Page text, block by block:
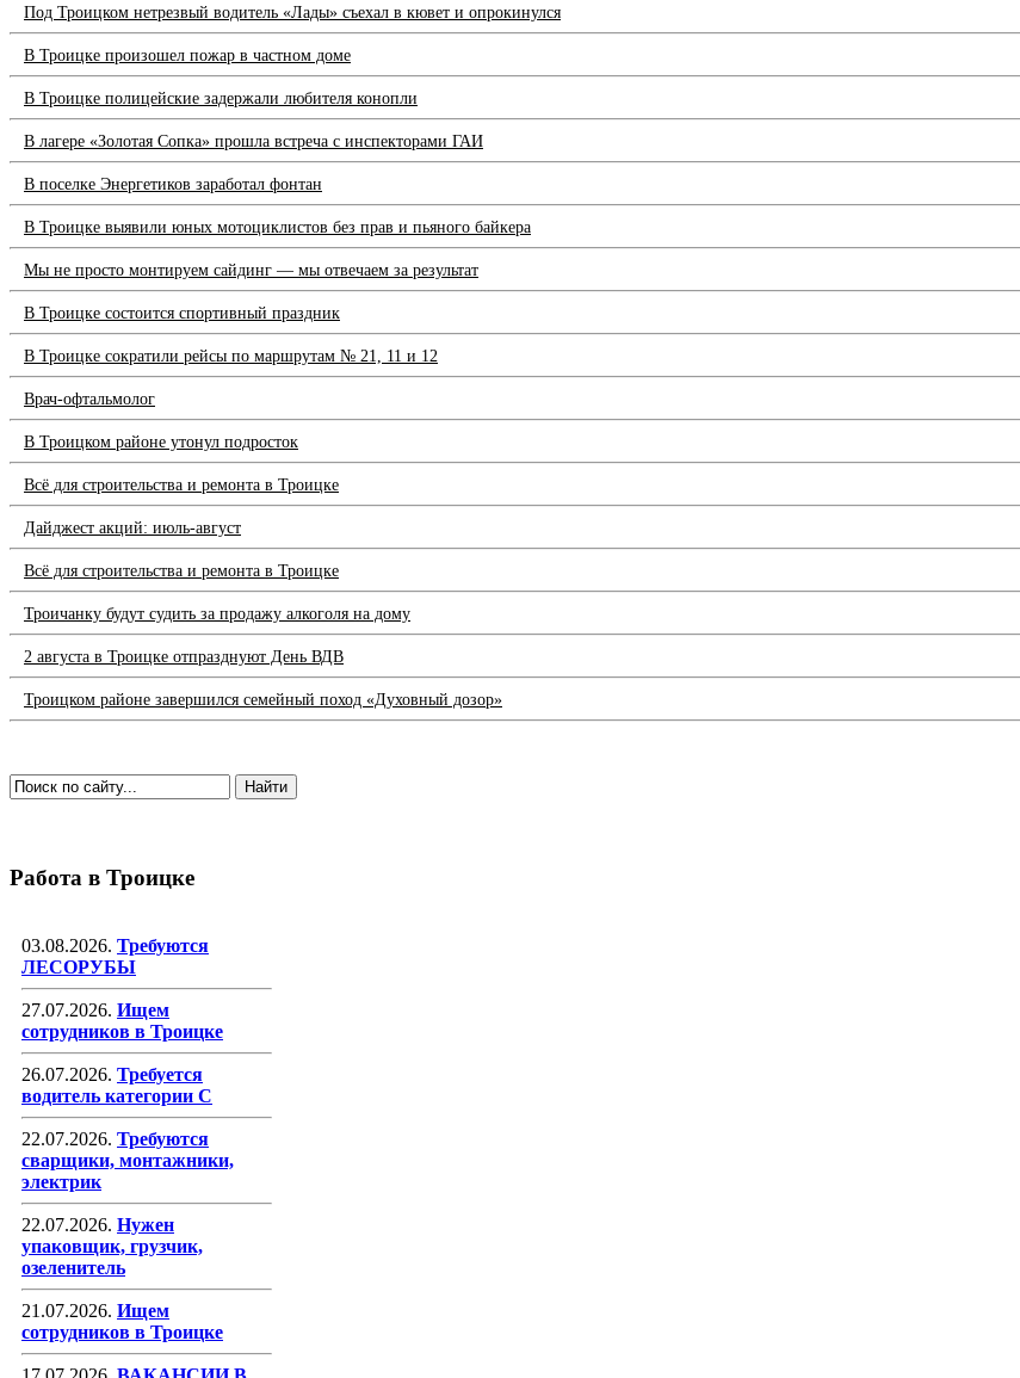
Под Троицком нетрезвый водитель «Лады» съехал в кювет и опрокинулся
В Троицке произошел пожар в частном доме
В Троицке полицейские задержали любителя конопли
В лагере «Золотая Сопка» прошла встреча с инспекторами ГАИ
В поселке Энергетиков заработал фонтан
В Троицке выявили юных мотоциклистов без прав и пьяного байкера
Мы не просто монтируем сайдинг — мы отвечаем за результат
В Троицке состоится спортивный праздник
В Троицке сократили рейсы по маршрутам № 21, 11 и 12
Врач-офтальмолог
В Троицком районе утонул подросток
Всё для строительства и ремонта в Троицке
Дайджест акций: июль-август
Всё для строительства и ремонта в Троицке
Троичанку будут судить за продажу алкоголя на дому
2 августа в Троицке отпразднуют День ВДВ
Троицком районе завершился семейный поход «Духовный дозор»
Работа в Троицке
03.08.2026. Требуются
ЛЕСОРУБЫ
27.07.2026. Ищем
сотрудников в Троицке
26.07.2026. Требуется
водитель категории С
22.07.2026. Требуются
сварщики, монтажники,
электрик
22.07.2026. Нужен
упаковщик, грузчик,
озеленитель
21.07.2026. Ищем
сотрудников в Троицке